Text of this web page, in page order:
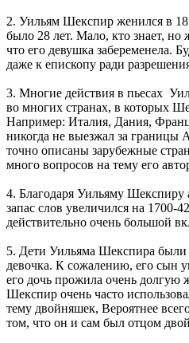
2. Уильям Шекспир женился в 18
было 28 лет. Мало, кто знает,
что его девушка забеременела.
даже к епископу ради
3. Многие действия в пьесах
во многих странах, в которых
Например: Италия, Дания,
никогда не выезжал за границы
точно описаны зарубежные
много вопросов на тему его
4. Благодаря Уильяму Шекспиру
запас слов увеличился на 1700-
действительно очень большой
5. Дети Уильяма Шекспира
девочка. К сожалению, его сын
его дочь прожила очень долгую
Шекспир очень часто
тему двойняшек, Вероятнее
том, что он и сам был отцом